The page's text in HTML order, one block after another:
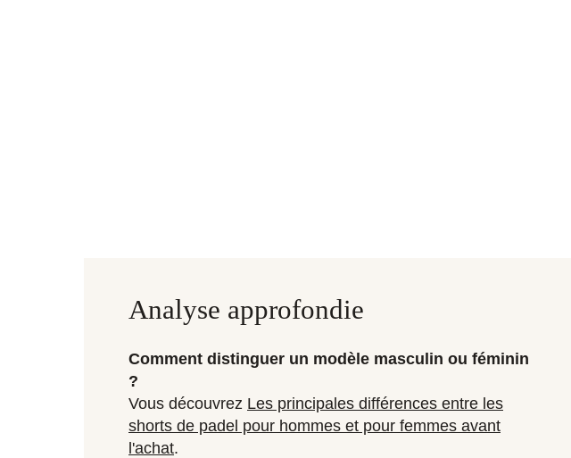
Analyse approfondie
Comment distinguer un modèle masculin ou féminin
?
Vous découvrez Les principales différences entre les
shorts de padel pour hommes et pour femmes avant
l'achat.